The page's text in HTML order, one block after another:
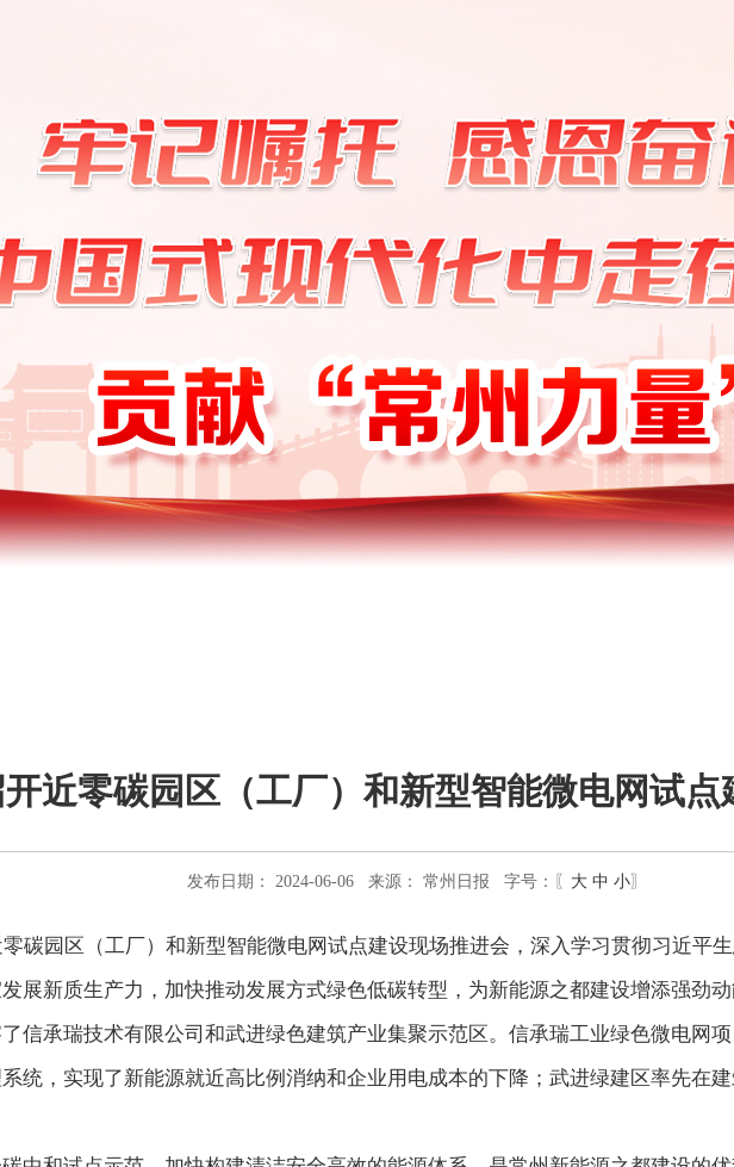
近零碳园区（工厂）和新型智能微电网试
发布日期： 2024-06-06 来源： 常州日报 字号：〖 大 中 小〗
碳园区（工厂）和新型智能微电网试点建设现场推进会，深入学习贯彻习近平
展新质生产力，加快推动发展方式绿色低碳转型，为新能源之都建设增添强劲动
信承瑞技术有限公司和武进绿色建筑产业集聚示范区。信承瑞工业绿色微电网
统，实现了新能源就近高比例消纳和企业用电成本的下降；武进绿建区率先在